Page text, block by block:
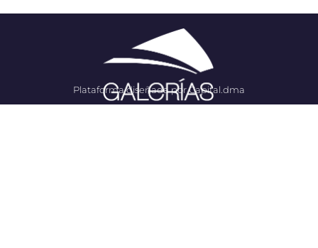
Plataforma diseñada por Capital.dma